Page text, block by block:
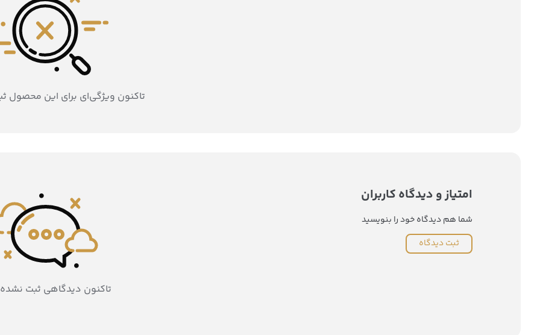
تاکنون ویژگی‌ای برای این محصول
امتیاز و دیدگاه کاربران
شما هم دیدگاه خود را بنویسید
ثبت دیدگاه
تاکنون دیدگاهی ثبت